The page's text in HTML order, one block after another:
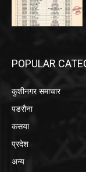
POPULAR
कुशीनगर समाचार
पडरौना
कसया
प्रदेश
अन्य